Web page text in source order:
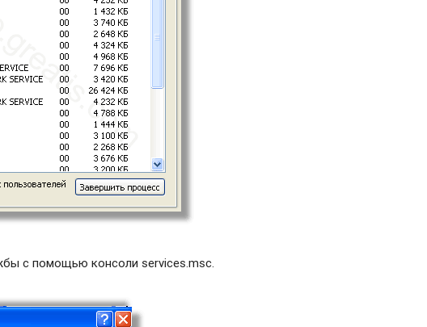
с помощью консоли services.msc.